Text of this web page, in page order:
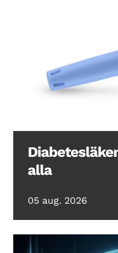
alla
05 aug. 2026